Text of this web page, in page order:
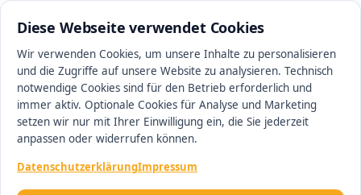
Diese Webseite verwendet Cookies
Wir verwenden Cookies, um unsere Inhalte zu personalisieren
und die Zugriffe auf unsere Website zu analysieren. Technisch
notwendige Cookies sind für den Betrieb erforderlich und
immer aktiv. Optionale Cookies für Analyse und Marketing
setzen wir nur mit Ihrer Einwilligung ein, die Sie jederzeit
anpassen oder widerrufen können.
DatenschutzerklärungImpressum